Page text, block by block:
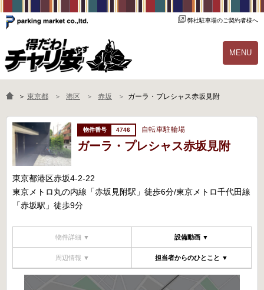
弊社駐車場のご契約者様へ
MENU
物件一覧 ご契約の流れ
よくあるご質問 駐輪場オーナー様へ
＞ 東京都 港区 赤坂 ガーラ・プレシャス赤坂見附
4746 自転車駐輪場
ガーラ・プレシャス赤坂見附
東京都港区赤坂4-2-22
東京メトロ丸の内線「赤坂見附駅」徒歩6分/東京メトロ千代田線
「赤坂駅」徒歩9分
物件詳細 ▼ 設備動画 ▼
周辺情報 ▼ 担当者からのひとこと ▼